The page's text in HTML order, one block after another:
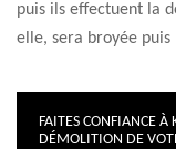
puis ils effectuent la
elle, sera broyée
FAITES CONFIANCE
DÉMOLITION DE